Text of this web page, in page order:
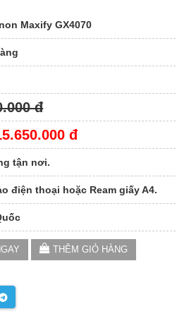
Maxify GX4070
đ
đ
tận nơi.
điện thoại hoặc Ream giấy A4.
THÊM GIỎ HÀNG